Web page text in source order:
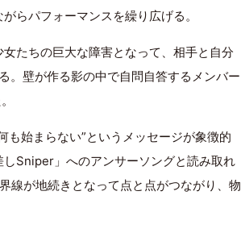
らパフォーマンスを繰り広げる。
たちの巨大な障害となって、相手と自分
。壁が作る影の中で自問自答するメンバー
も始まらない”というメッセージが象徴的
Sniper」へのアンサーソングと読み取れ
線が地続きとなって点と点がつながり、物